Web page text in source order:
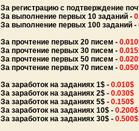
За регистрацию с подтверждение
За выполнение первых 10 заданий -
За выполнение первых 100 заданий -
За прочтение первых 20 писем -
За прочтение первых 30 писем -
За прочтение первых 50 писем -
За прочтение первых 70 писем -
За заработок на заданиях 1$ - 0.010$
За заработок на заданиях 2$ - 0.030$
За заработок на заданиях 5$ - 0.150$
За заработок на заданиях 10$ - 0.200$
За заработок на заданиях 30$ - 0.500$